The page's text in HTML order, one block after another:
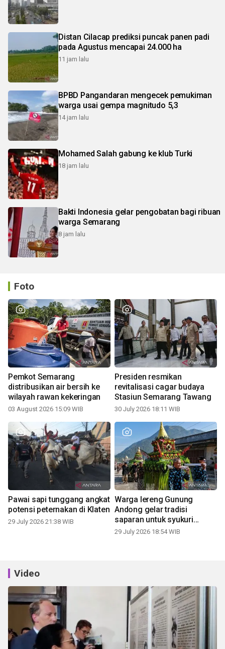
Distan Cilacap prediksi puncak panen padi
pada Agustus mencapai 24.000 ha
11 jam lalu
BPBD Pangandaran mengecek pemukiman
warga usai gempa magnitudo 5,3
14 jam lalu
Mohamed Salah gabung ke klub Turki
18 jam lalu
Bakti Indonesia gelar pengobatan bagi ribuan
warga Semarang
8 jam lalu
Foto
Pemkot Semarang
distribusikan air bersih ke
wilayah rawan kekeringan
03 August 2026 15:09 WIB
Presiden resmikan
revitalisasi cagar budaya
Stasiun Semarang Tawang
30 July 2026 18:11 WIB
Pawai sapi tunggang angkat
potensi peternakan di Klaten
29 July 2026 21:38 WIB
Warga lereng Gunung
Andong gelar tradisi
saparan untuk syukuri
panen
29 July 2026 18:54 WIB
Video